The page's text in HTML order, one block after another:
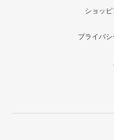
ショッ
プライバ